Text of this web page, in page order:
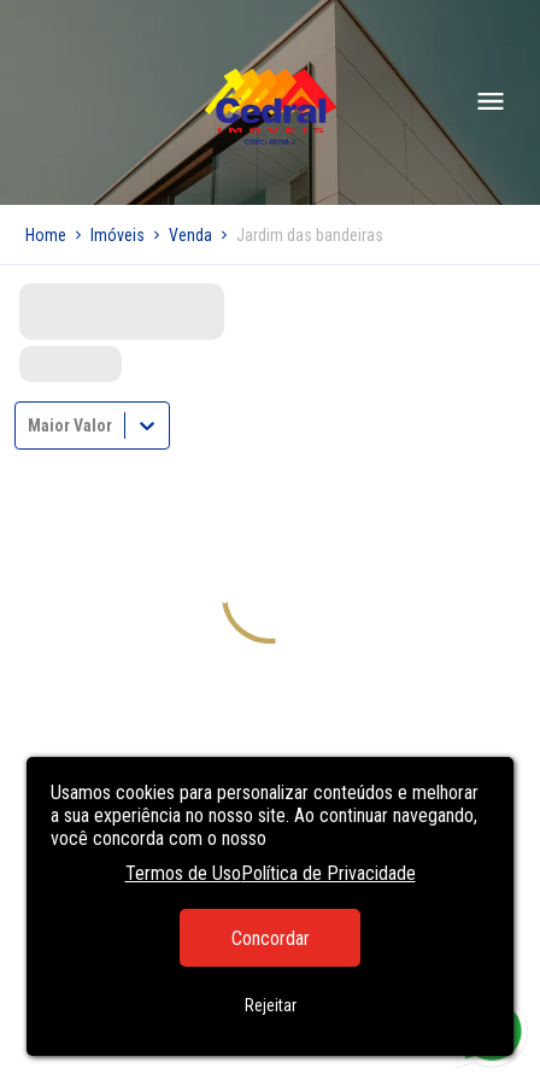
Usamos cookies para personalizar conteúdos e melhorar
a sua experiência no nosso site. Ao continuar navegando,
você concorda com o nosso
Termos de UsoPolítica de Privacidade
Concordar
Rejeitar
Home Imóveis Venda Jardim das bandeiras
Maior Valor